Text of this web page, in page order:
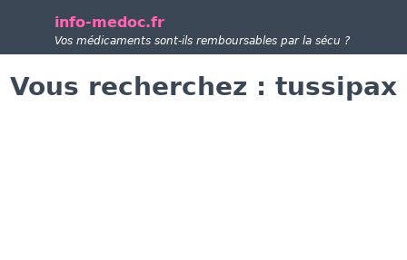
info-medoc.fr
Vos médicaments sont-ils remboursables par la sécu ?
Vous recherchez : tussipax